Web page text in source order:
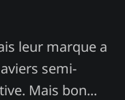
leur marque a
semi-
Mais bon...